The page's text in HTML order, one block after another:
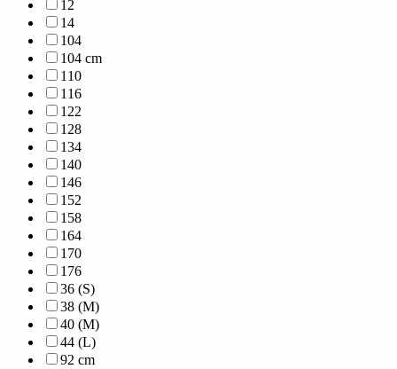
12
14
104
104 cm
110
116
122
128
134
140
146
152
158
164
170
176
36 (S)
38 (M)
40 (M)
44 (L)
92 cm